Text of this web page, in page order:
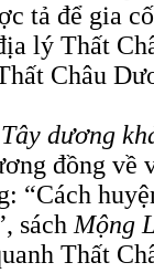
tả để gia
lý Thất
Châu
dương
đồng về
“Cách
sách Mộng
Thất